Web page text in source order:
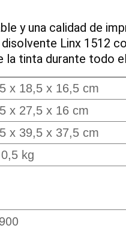
y una calidad de
Linx 1512
la tinta durante todo
x 18,5 x 16,5 cm
x 27,5 x 16 cm
x 39,5 x 37,5 cm
kg